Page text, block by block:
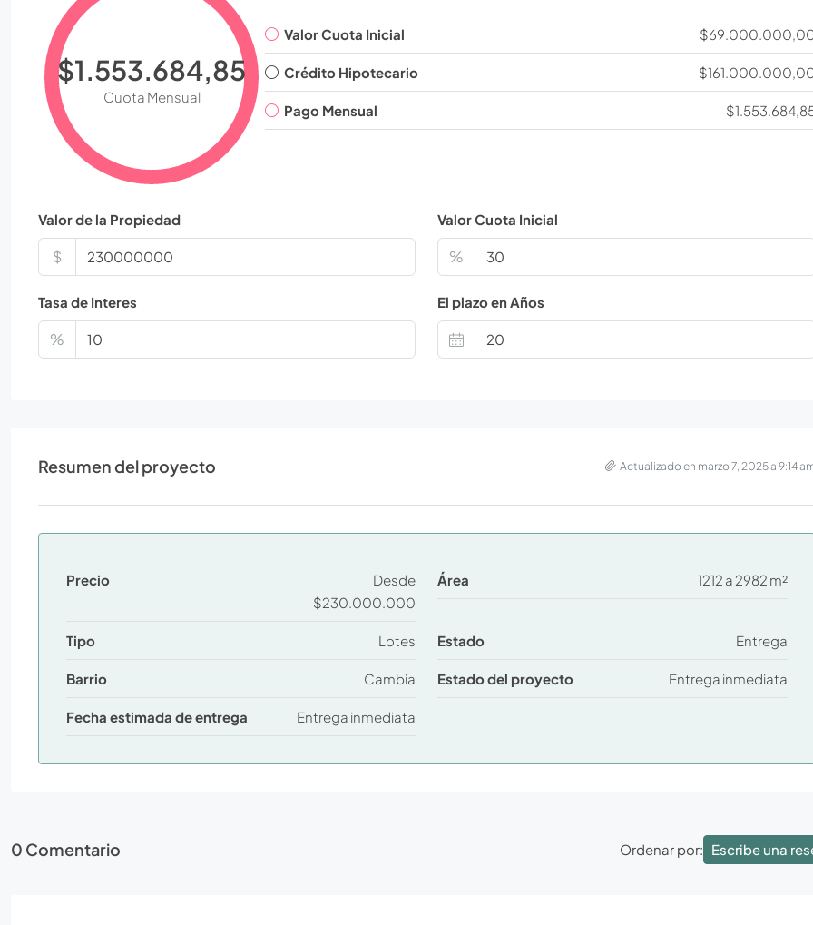
$1.553.684,85
Cuota Mensual
Valor Cuota Inicial
Crédito Hipotecario
Pago Mensual
Valor de la Propiedad
$
Valor Cuota Inicial
%
Tasa de Interes
%
El plazo en Años
Resumen del proyecto Actualizado en marzo 7, 2025 a 9:14
Precio
Desde
$230.000.000
Área 1212 a 2982 m²
Tipo Lotes Estado Entrega
Barrio Cambia Estado del proyecto Entrega inmediata
Fecha estimada de entrega Entrega inmediata
0 Comentario Ordenar por: Escribe una